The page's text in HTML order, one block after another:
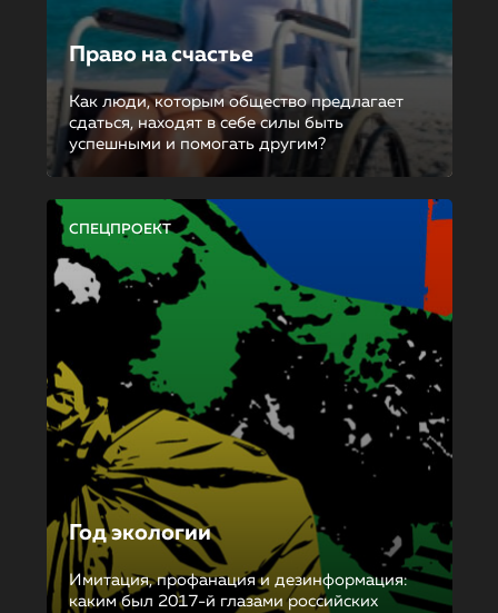
Право на счастье
Как люди, которым общество предлагает
сдаться, находят в себе силы быть
успешными и помогать другим?
СПЕЦПРОЕКТ
Год экологии
Имитация, профанация и дезинформация:
каким был 2017-й глазами российских